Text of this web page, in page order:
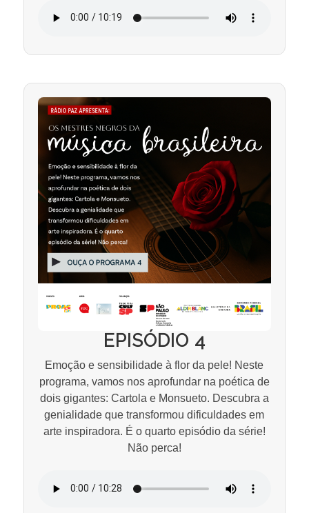
EPISÓDIO 4
Emoção e sensibilidade à flor da pele! Neste
programa, vamos nos aprofundar na poética de
dois gigantes: Cartola e Monsueto. Descubra a
genialidade que transformou dificuldades em
arte inspiradora. É o quarto episódio da série!
Não perca!